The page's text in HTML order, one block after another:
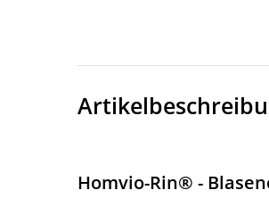
Homvio-Rin® -